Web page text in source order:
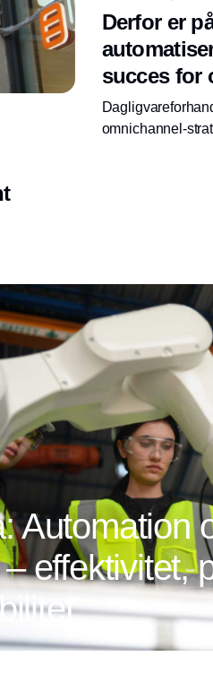
Derfor er
succes for
omnichannel-
Automation
effektivitet,